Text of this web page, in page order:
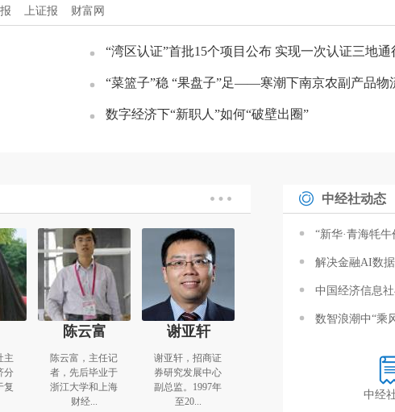
上证报 财富网
“湾区认证”首批15个项目公布 实现一次认证三地通
“菜篮子”稳 “果盘子”足——寒潮下南京农副产品物
数字经济下“新职人”如何“破壁出圈”
主
分
复
陈云富
陈云富，主任记
者，先后毕业于
浙江大学和上海
财经...
谢亚轩
谢亚轩，招商证
券研究发展中心
副总监。1997年
至20...
中经社动态
“新华·青海牦
解决金融AI数
中国经济信息
数智浪潮中“乘
中经